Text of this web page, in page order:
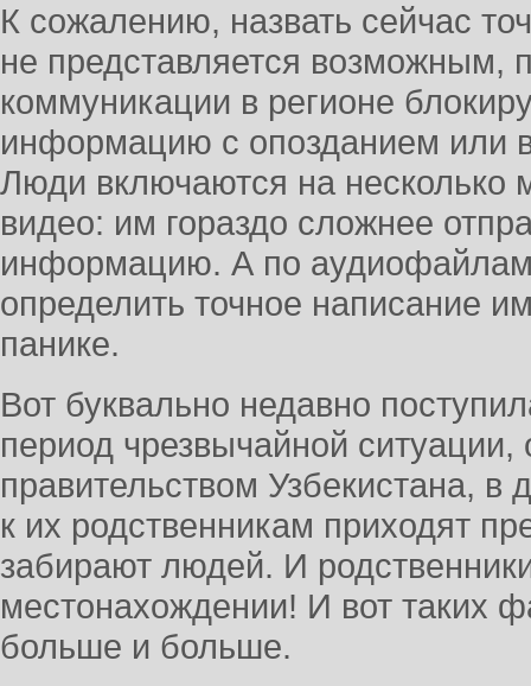
К сожалению, назвать сейчас
не представляется возможным,
коммуникации в регионе
информацию с опозданием или
Люди включаются на несколько
видео: им гораздо сложнее
информацию. А по
определить точное написание
панике.
Вот буквально недавно
период чрезвычайной ситуации,
правительством Узбекистана, в
к их родственникам приходят
забирают людей. И
местонахождении! И вот таких
больше и больше.